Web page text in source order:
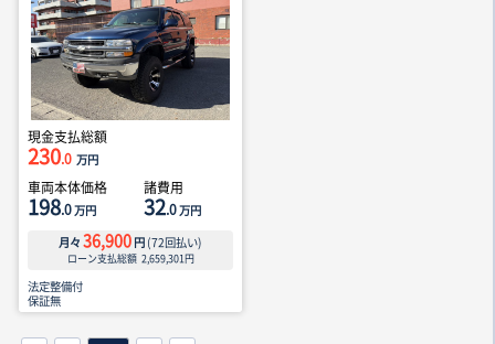
現金支払総額
230.0 万円
車両本体価格
198.0万円
諸費用
32.0万円
月々 36,900 円 (72回払い)
ローン支払総額 2,659,301円
法定整備付
保証無